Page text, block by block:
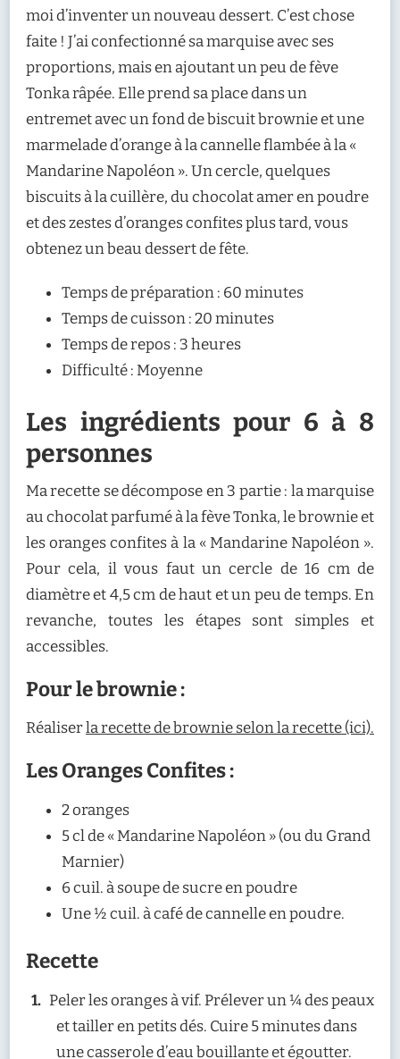
FOND
DE
ET
ORANGE
moi d’inventer un nouveau dessert. C’est chose
faite ! J’ai confectionné sa marquise avec ses
proportions, mais en ajoutant un peu de fève
Tonka râpée. Elle prend sa place dans un
entremet avec un fond de biscuit brownie et une
marmelade d’orange à la cannelle flambée à la «
Mandarine Napoléon ». Un cercle, quelques
biscuits à la cuillère, du chocolat amer en poudre
et des zestes d’oranges confites plus tard, vous
obtenez un beau dessert de fête.
Temps de préparation : 60 minutes
Temps de cuisson : 20 minutes
Temps de repos : 3 heures
Difficulté : Moyenne
Les ingrédients pour 6 à 8
personnes
Ma recette se décompose en 3 partie : la marquise
au chocolat parfumé à la fève Tonka, le brownie et
les oranges confites à la « Mandarine Napoléon ».
Pour cela, il vous faut un cercle de 16 cm de
diamètre et 4,5 cm de haut et un peu de temps. En
revanche, toutes les étapes sont simples et
accessibles.
Pour le brownie :
Réaliserla recette de brownie selon la recette (ici).
Les Oranges Confites :
2 oranges
5 cl de « Mandarine Napoléon » (ou du Grand
Marnier)
6 cuil. à soupe de sucre en poudre
Une ½ cuil. à café de cannelle en poudre.
Recette
Peler les oranges à vif. Prélever un ¼ des peaux
et tailler en petits dés. Cuire 5 minutes dans
une casserole d’eau bouillante et égoutter.